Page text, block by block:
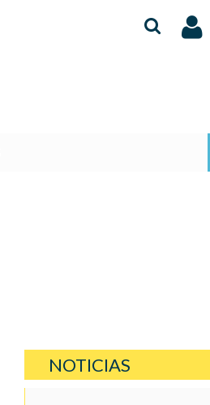
NOTICIAS